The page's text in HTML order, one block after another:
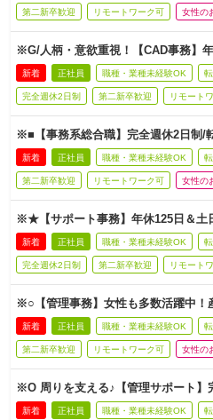
第二新卒歓迎 リモートワーク可 女性の
※G/人柄・意欲重視！【CAD事務】
新着 正社員 職種・業種未経験OK
完全週休2日制 第二新卒歓迎 リモート
※■【事務系総合職】完全週休2日制/
新着 正社員 職種・業種未経験OK
第二新卒歓迎 リモートワーク可 女性の
※★【サポート事務】年休125日＆土
新着 正社員 職種・業種未経験OK
完全週休2日制 第二新卒歓迎 リモート
※○【管理事務】女性も多数活躍中！
新着 正社員 職種・業種未経験OK
第二新卒歓迎 リモートワーク可 女性の
※O 周りを支える♪【管理サポート】
新着 正社員 職種・業種未経験OK